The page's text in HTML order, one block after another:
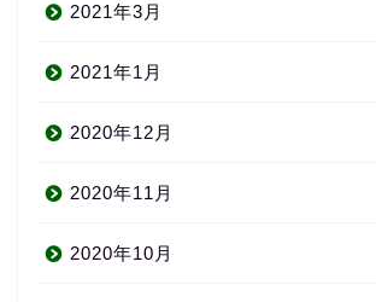
2021年3月
2021年1月
2020年12月
2020年11月
2020年10月